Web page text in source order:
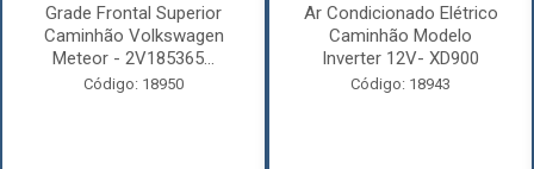
Grade Frontal Superior
Caminhão Volkswagen
Meteor - 2V185365...
Código: 18950
Ar Condicionado Elétrico
Caminhão Modelo
Inverter 12V- XD900
Código: 18943